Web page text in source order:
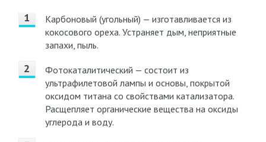
Карбоновый (угольный) — изготавливается из
кокосового ореха. Устраняет дым, неприятные
запахи, пыль.
Фотокаталитический — состоит из
ультрафилетовой лампы и основы, покрытой
оксидом титана со свойствами катализатора.
Расщепляет органические вещества на оксиды
углерода и воду.